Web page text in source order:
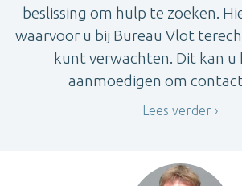
beslissing om hulp te zoeken.
waarvoor u bij Bureau Vlot
kunt verwachten. Dit kan u
aanmoedigen om
Lees verder